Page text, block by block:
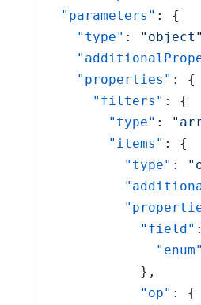
"parameters" :
{
"type" : "object"
"properties" :
{
"filters" :
{
"type" :
"items" :
{
"type" :
"field" :
"enum"
} ,
"op" :
{